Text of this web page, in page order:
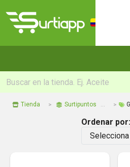
Tienda Surtipuntos
Ordenar por: